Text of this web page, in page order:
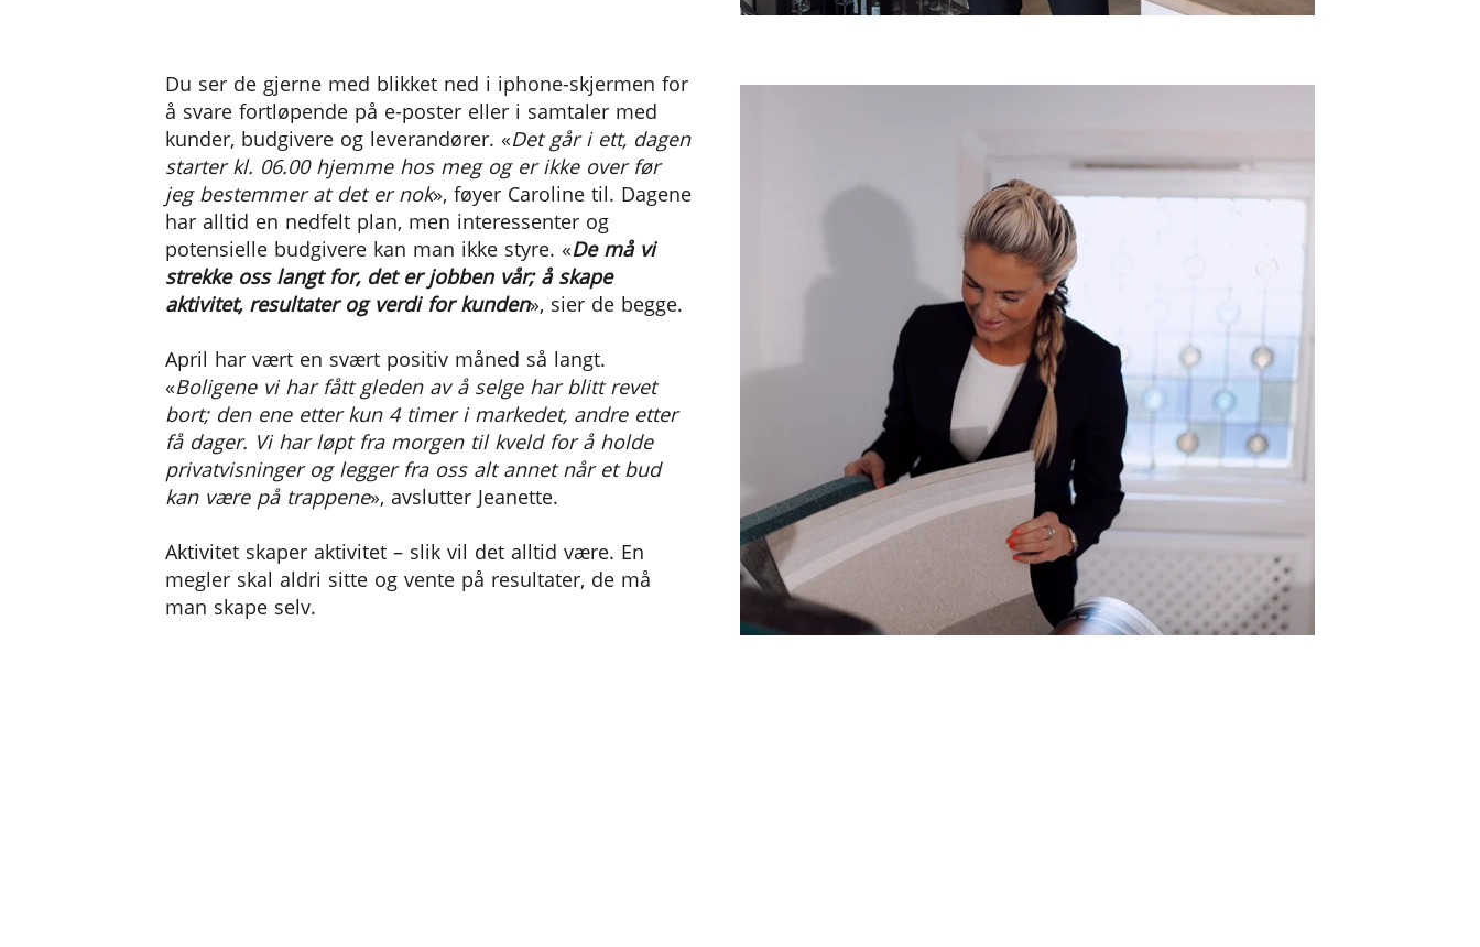
Du ser de gjerne med blikket ned i iphone-skjermen for
å svare fortløpende på e-poster eller i samtaler med
kunder, budgivere og leverandører. «Det går i ett, dagen
starter kl. 06.00 hjemme hos meg og er ikke over før
jeg bestemmer at det er nok», føyer Caroline til. Dagene
har alltid en nedfelt plan, men interessenter og
potensielle budgivere kan man ikke styre. «De må vi
strekke oss langt for, det er jobben vår; å skape
aktivitet, resultater og verdi for kunden», sier de begge.
April har vært en svært positiv måned så langt.
«Boligene vi har fått gleden av å selge har blitt revet
bort; den ene etter kun 4 timer i markedet, andre etter
få dager. Vi har løpt fra morgen til kveld for å holde
privatvisninger og legger fra oss alt annet når et bud
kan være på trappene», avslutter Jeanette.
Aktivitet skaper aktivitet – slik vil det alltid være. En
megler skal aldri sitte og vente på resultater, de må
man skape selv.